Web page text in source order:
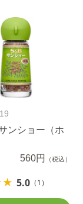
ンショー（ホ
560円
（税込）
5.0 （1）